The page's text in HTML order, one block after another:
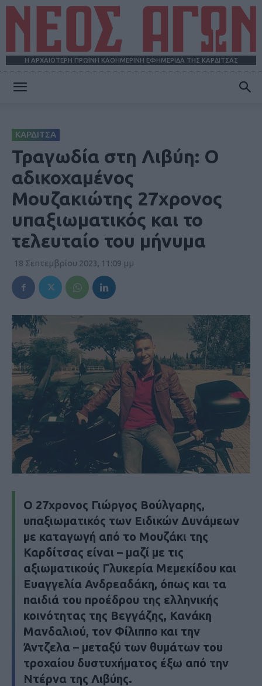
Η ΑΡΧΑΙΟΤΕΡΗ ΠΡΩΪΝΗ ΚΑΘΗΜΕΡΙΝΗ ΕΦΗΜΕΡΙΔΑ ΤΗΣ ΚΑΡΔΙΤΣΑΣ
ΚΑΡΔΙΤΣΑ
Τραγωδία στη Λιβύη: Ο
αδικοχαμένος
Μουζακιώτης 27χρονος
υπαξιωματικός και το
τελευταίο του μήνυμα
18 Σεπτεμβρίου 2023, 11:09 μμ
Ο 27χρονος Γιώργος Βούλγαρης,
υπαξιωματικός των Ειδικών Δυνάμεων
με καταγωγή από το Μουζάκι της
Καρδίτσας είναι – μαζί με τις
αξιωματικούς Γλυκερία Μεμεκίδου και
Ευαγγελία Ανδρεαδάκη, όπως και τα
παιδιά του προέδρου της ελληνικής
κοινότητας της Βεγγάζης, Κανάκη
Μανδαλιού, τον Φίλιππο και την
Άντζελα – μεταξύ των θυμάτων του
τροχαίου δυστυχήματος έξω από την
Ντέρνα της Λιβύης.